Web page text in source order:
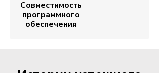
Совместимость
программного
обеспечения